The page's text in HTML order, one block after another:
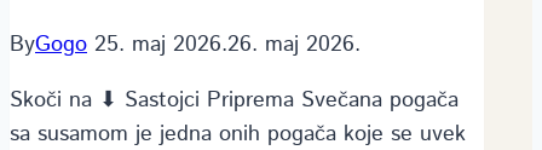
ByGogo 25. maj 2026.26. maj 2026.
Skoči na ⬇ Sastojci Priprema Svečana pogača
sa susamom je jedna onih pogača koje se uvek